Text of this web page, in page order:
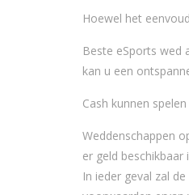
Hoewel het
Beste eSports wed
kan u een
Cash kunnen
Weddenschappen
er geld beschikbaar
In ieder geval zal